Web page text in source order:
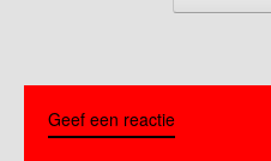
Geef een reactie